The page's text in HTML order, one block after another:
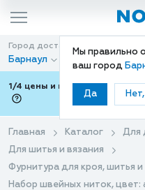
Мы правильно
ваш город
Да
Город доставки
Барнаул
1/4 цены и покупки ваши с
Главная Каталог
Для
Для шитья и вязания
Фурнитура для кроя, шитья
Набор швейных ниток,